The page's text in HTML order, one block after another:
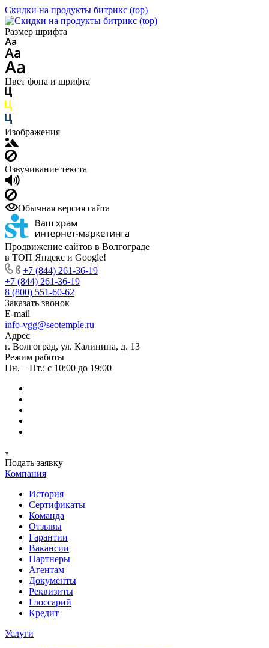
Скидки на продукты битрикс (top)
Размер шрифта
Цвет фона и шрифта
Изображения
Озвучивание текста
Обычная версия сайта
Продвижение сайтов в Волгограде
в ТОП Яндекс и Google!
+7 (844) 261-36-19
+7 (844) 261-36-19
8 (800) 551-60-62
Заказать звонок
E-mail
info-vgg@seotemple.ru
Адрес
г. Волгоград, ул. Калинина, д. 13
Режим работы
Пн. – Пт.: с 10:00 до 19:00
Подать заявку
Компания
История
Сертификаты
Команда
Отзывы
Гарантии
Вакансии
Партнеры
Агентам
Документы
Реквизиты
Глоссарий
Кредит
Услуги